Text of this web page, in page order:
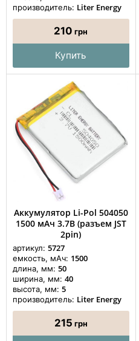
производитель: Liter Energy
210 грн
Купить
Аккумулятор Li-Pol 504050
1500 мАч 3.7В (разъем JST
2pin)
артикул: 5727
емкость, мАч: 1500
длина, мм: 50
ширина, мм: 40
высота, мм: 5
производитель: Liter Energy
215 грн